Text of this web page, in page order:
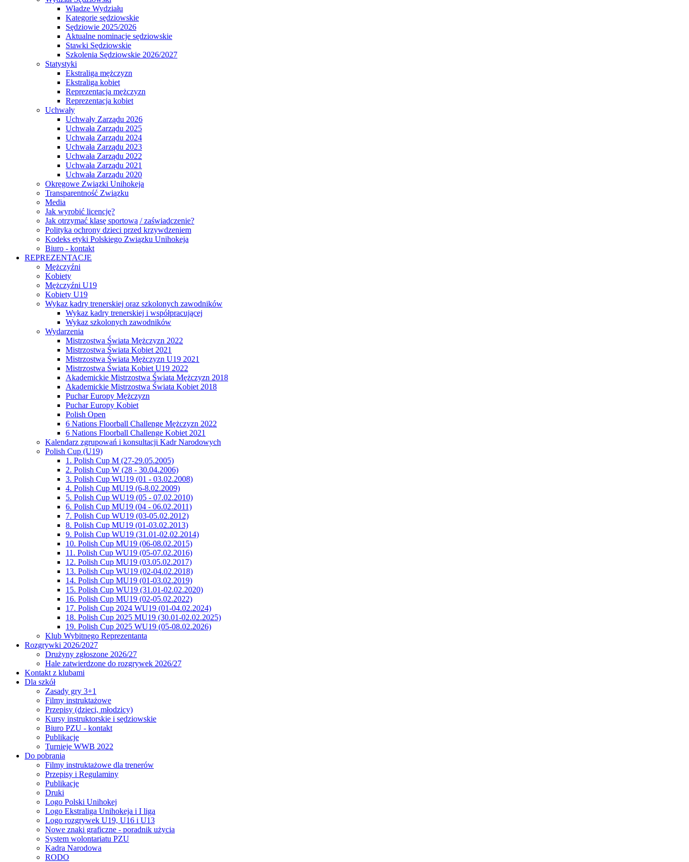
Władze Wydziału
Kategorie sędziowskie
Sędziowie 2025/2026
Aktualne nominacje sędziowskie
Stawki Sędziowskie
Szkolenia Sędziowskie 2026/2027
Statystyki
Ekstraliga mężczyzn
Ekstraliga kobiet
Reprezentacja mężczyzn
Reprezentacja kobiet
Uchwały
Uchwały Zarządu 2026
Uchwała Zarządu 2025
Uchwała Zarządu 2024
Uchwała Zarządu 2023
Uchwała Zarządu 2022
Uchwała Zarządu 2021
Uchwała Zarządu 2020
Okręgowe Związki Unihokeja
Transparentność Związku
Media
Jak wyrobić licencję?
Jak otrzymać klasę sportową / zaświadczenie?
Polityka ochrony dzieci przed krzywdzeniem
Kodeks etyki Polskiego Związku Unihokeja
Biuro - kontakt
REPREZENTACJE
Mężczyźni
Kobiety
Mężczyźni U19
Kobiety U19
Wykaz kadry trenerskiej oraz szkolonych zawodników
Wykaz kadry trenerskiej i współpracującej
Wykaz szkolonych zawodników
Wydarzenia
Mistrzostwa Świata Mężczyzn 2022
Mistrzostwa Świata Kobiet 2021
Mistrzostwa Świata Mężczyzn U19 2021
Mistrzostwa Świata Kobiet U19 2022
Akademickie Mistrzostwa Świata Mężczyzn 2018
Akademickie Mistrzostwa Świata Kobiet 2018
Puchar Europy Mężczyzn
Puchar Europy Kobiet
Polish Open
6 Nations Floorball Challenge Mężczyzn 2022
6 Nations Floorball Challenge Kobiet 2021
Kalendarz zgrupowań i konsultacji Kadr Narodowych
Polish Cup (U19)
1. Polish Cup M (27-29.05.2005)
2. Polish Cup W (28 - 30.04.2006)
3. Polish Cup WU19 (01 - 03.02.2008)
4. Polish Cup MU19 (6-8.02.2009)
5. Polish Cup WU19 (05 - 07.02.2010)
6. Polish Cup MU19 (04 - 06.02.2011)
7. Polish Cup WU19 (03-05.02.2012)
8. Polish Cup MU19 (01-03.02.2013)
9. Polish Cup WU19 (31.01-02.02.2014)
10. Polish Cup MU19 (06-08.02.2015)
11. Polish Cup WU19 (05-07.02.2016)
12. Polish Cup MU19 (03.05.02.2017)
13. Polish Cup WU19 (02-04.02.2018)
14. Polish Cup MU19 (01-03.02.2019)
15. Polish Cup WU19 (31.01-02.02.2020)
16. Polish Cup MU19 (02-05.02.2022)
17. Polish Cup 2024 WU19 (01-04.02.2024)
18. Polish Cup 2025 MU19 (30.01-02.02.2025)
19. Polish Cup 2025 WU19 (05-08.02.2026)
Klub Wybitnego Reprezentanta
Rozgrywki 2026/2027
Drużyny zgłoszone 2026/27
Hale zatwierdzone do rozgrywek 2026/27
Kontakt z klubami
Dla szkół
Zasady gry 3+1
Filmy instruktażowe
Przepisy (dzieci, młodzicy)
Kursy instruktorskie i sędziowskie
Biuro PZU - kontakt
Publikacje
Turnieje WWB 2022
Do pobrania
Filmy instruktażowe dla trenerów
Przepisy i Regulaminy
Publikacje
Druki
Logo Polski Unihokej
Logo Ekstraliga Unihokeja i I liga
Logo rozgrywek U19, U16 i U13
Nowe znaki graficzne - poradnik użycia
System wolontariatu PZU
Kadra Narodowa
RODO